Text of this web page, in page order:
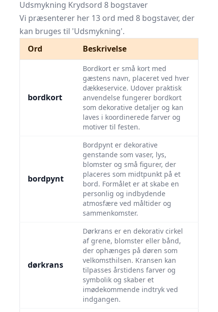
Udsmykning Krydsord 8 bogstaver
Vi præsenterer her 13 ord med 8 bogstaver, der
kan bruges til 'Udsmykning'.
Ord
Beskrivelse
bordkort
Bordkort er små kort med
gæstens navn, placeret ved hver
dækkeservice. Udover praktisk
anvendelse fungerer bordkort
som dekorative detaljer og kan
laves i koordinerede farver og
motiver til festen.
bordpynt
Bordpynt er dekorative
genstande som vaser, lys,
blomster og små figurer, der
placeres som midtpunkt på et
bord. Formålet er at skabe en
personlig og indbydende
atmosfære ved måltider og
sammenkomster.
dørkrans
Dørkrans er en dekorativ cirkel
af grene, blomster eller bånd,
der ophænges på døren som
velkomsthilsen. Kransen kan
tilpasses årstidens farver og
symbolik og skaber et
imødekommende indtryk ved
indgangen.